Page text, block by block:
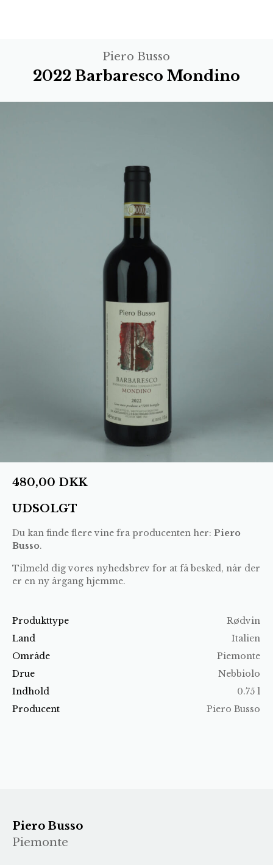
Piero Busso
2022 Barbaresco Mondino
Produkttype
Rødvin
Land
Italien
Område
Piemonte
Drue
Nebbiolo
Indhold
0.75 l
Producent
Piero Busso
480,00 DKK
UDSOLGT
Du kan finde flere vine fra producenten her: Piero
Busso.
Tilmeld dig vores nyhedsbrev for at få besked, når der
er en ny årgang hjemme.
Piero Busso
Piemonte